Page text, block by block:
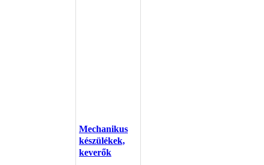
Mechanikus
készülékek,
keverők